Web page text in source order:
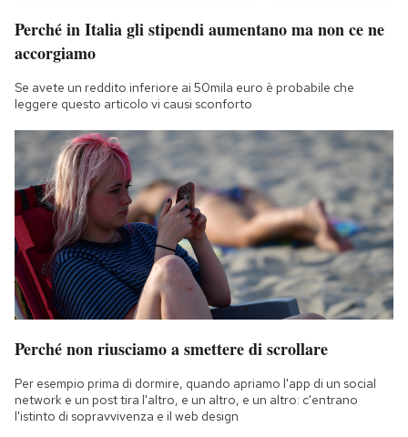
Perché in Italia gli stipendi aumentano ma non ce ne
accorgiamo
Se avete un reddito inferiore ai 50mila euro è probabile che
leggere questo articolo vi causi sconforto
Perché non riusciamo a smettere di scrollare
Per esempio prima di dormire, quando apriamo l'app di un social
network e un post tira l'altro, e un altro, e un altro: c'entrano
l'istinto di sopravvivenza e il web design